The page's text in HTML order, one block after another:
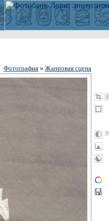
Фотография » Жанровая сцена